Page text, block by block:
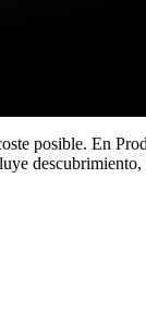
posible. En